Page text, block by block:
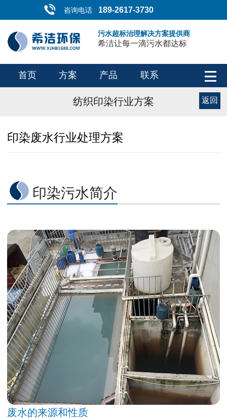
咨询电话 189-2617-3730
污水超标治理解决方案提供商
希洁让每一滴污水都达标
首页 方案 产品 联系
纺织印染行业方案 返回
印染废水行业处理方案
印染污水简介
废水的来源和性质